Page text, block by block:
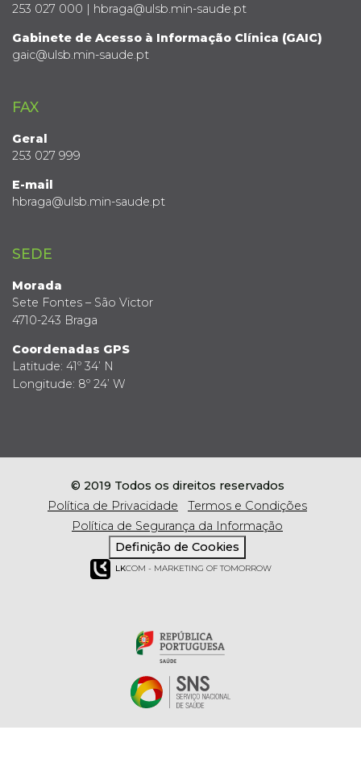
253 027 000 | hbraga@ulsb.min-saude.pt
Gabinete de Acesso à Informação Clínica (GAIC)
gaic@ulsb.min-saude.pt
FAX
Geral
253 027 999
E-mail
hbraga@ulsb.min-saude.pt
SEDE
Morada
Sete Fontes – São Victor
4710-243 Braga
Coordenadas GPS
Latitude: 41º 34’ N
Longitude: 8º 24’ W
© 2019 Todos os direitos reservados
Política de Privacidade
Termos e Condições
Política de Segurança da Informação
Definição de Cookies
LKCOM - MARKETING OF TOMORROW